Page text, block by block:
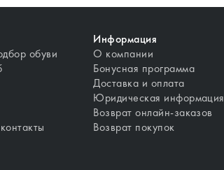
обуви
Информация
О компании
Бонусная программа
Доставка и оплата
Юридическая информация
Возврат онлайн-заказов
Возврат покупок